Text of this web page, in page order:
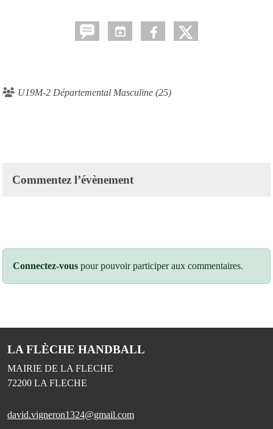
U19M-2 Départemental Masculine (25)
Commentez l’évènement
Connectez-vous pour pouvoir participer aux commentaires.
LA FLÈCHE HANDBALL
MAIRIE DE LA FLECHE
72200 LA FLECHE
david.vigneron1324@gmail.com